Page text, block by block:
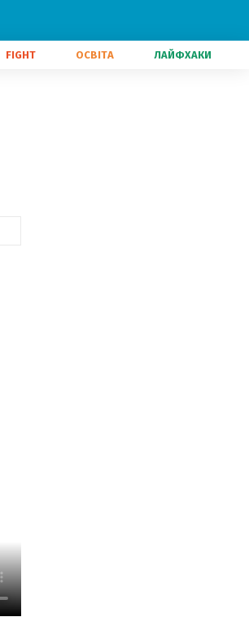
FIGHT ОСВІТА ЛАЙФХАКИ